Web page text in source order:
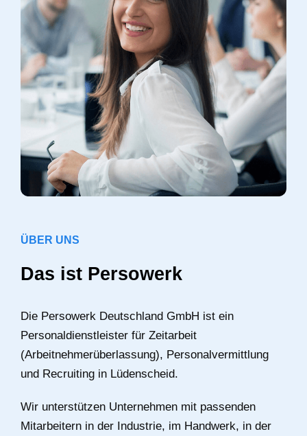
ÜBER UNS
Das ist Persowerk
Die Persowerk Deutschland GmbH ist ein
Personaldienstleister für Zeitarbeit
(Arbeitnehmerüberlassung), Personalvermittlung
und Recruiting in Lüdenscheid.
Wir unterstützen Unternehmen mit passenden
Mitarbeitern in der Industrie, im Handwerk, in der